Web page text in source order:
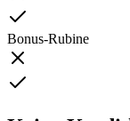
Bonus-Rubine